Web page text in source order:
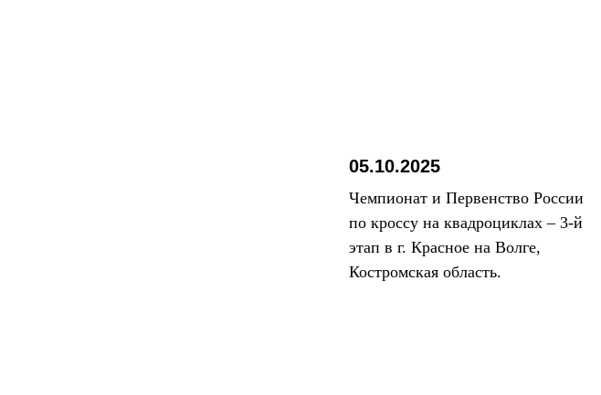
05.10.2025
Чемпионат и Первенство России
по кроссу на квадроциклах – 3-й
этап в г. Красное на Волге,
Костромская область.